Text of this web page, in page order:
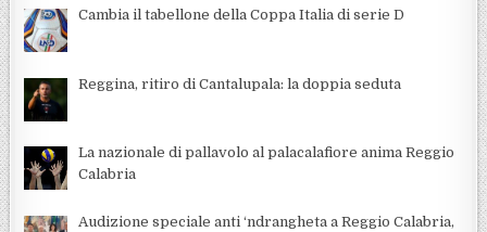
Cambia il tabellone della Coppa Italia di serie D
Reggina, ritiro di Cantalupala: la doppia seduta
La nazionale di pallavolo al palacalafiore anima Reggio
Calabria
Audizione speciale anti ‘ndrangheta a Reggio Calabria,